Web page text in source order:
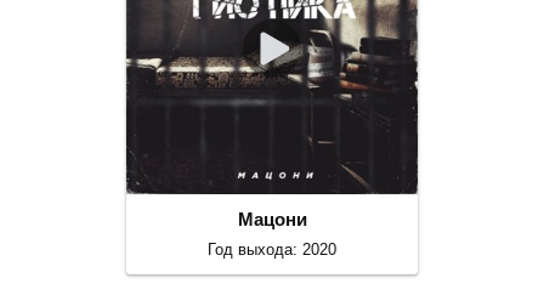
Мацони
Год выхода: 2020